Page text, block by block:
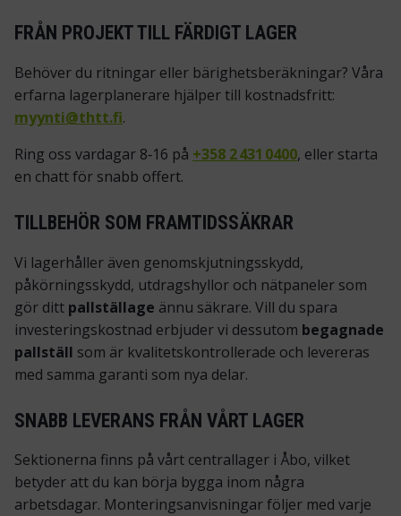
FRÅN PROJEKT TILL FÄRDIGT LAGER
Behöver du ritningar eller bärighetsberäkningar? Våra
erfarna lagerplanerare hjälper till kostnadsfritt:
myynti@thtt.fi.
Ring oss vardagar 8‑16 på +358 2 431 0400, eller starta
en chatt för snabb offert.
TILLBEHÖR SOM FRAMTIDSSÄKRAR
Vi lagerhåller även genomskjutningsskydd,
påkörningsskydd, utdragshyllor och nätpaneler som
gör ditt pallställage ännu säkrare. Vill du spara
investeringskostnad erbjuder vi dessutom begagnade
pallställ som är kvalitetskontrollerade och levereras
med samma garanti som nya delar.
SNABB LEVERANS FRÅN VÅRT LAGER
Sektionerna finns på vårt centrallager i Åbo, vilket
betyder att du kan börja bygga inom några
arbetsdagar. Monterings­anvisningar följer med varje